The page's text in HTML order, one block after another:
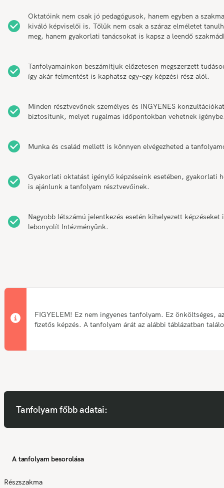
Oktatóink nem csak jó pedagógusok, hanem egyben a szakma
kiváló képviselői is. Tőlük nem csak a száraz elméletet
meg, hanem gyakorlati tanácsokat is kapsz a leendő
Tanfolyamainkon beszámítjuk előzetesen megszerzett
így akár felmentést is kaphatsz egy-egy képzési rész alól.
Minden résztvevőnek személyes és INGYENES konzultációkat
biztosítunk, melyet rugalmas időpontokban vehetnek
Munka és család mellett is könnyen elvégezheted a
Gyakorlati oktatást igénylő képzéseink esetében, gyakorlati
is ajánlunk a tanfolyam résztvevőinek.
Nagyobb létszámú jelentkezés esetén kihelyezett képzéseket
lebonyolít Intézményünk.
FIGYELEM! Ez nem ingyenes tanfolyam. Ez önköltséges,
fizetős képzés. A tanfolyam árát az alábbi táblázatban
Tanfolyam főbb adatai:
A tanfolyam besorolása
Részszakma